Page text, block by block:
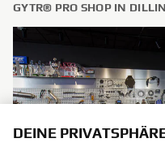
GYTR® PRO SHOP IN
DEINE